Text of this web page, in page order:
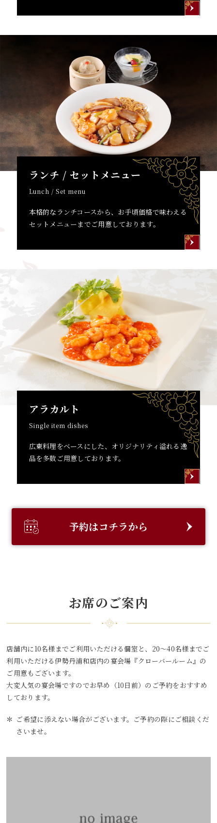
ランチ / セットメニュー
Lunch / Set menu
本格的なランチコースから、お手頃価格で味わえる
セットメニューまでご用意しております。
アラカルト
Single item dishes
広東料理をベースにした、オリジナリティ溢れる逸
品を多数ご用意しております。
予約はコチラから
お席のご案内
店舗内に10名様までご利用いただける個室と、20～40名様までご
利用いただける伊勢丹浦和店内の宴会場『クローバールーム』の
ご用意もございます。
大変人気の宴会場ですのでお早め（10日前）のご予約をおすすめ
しております。
ご希望に添えない場合がございます。ご予約の際にご相談くだ
さいませ。